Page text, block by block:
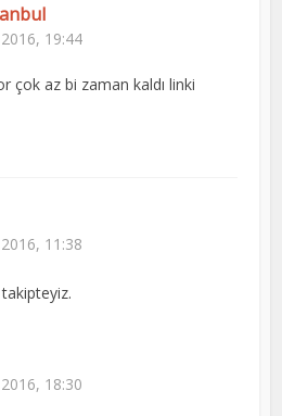
19:44
çok az bi zaman kaldı linki
11:38
18:30